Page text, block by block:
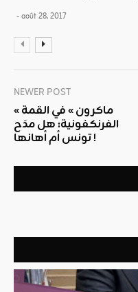
- août 28, 2017
NEWER POST
« ماكرون » في القمة
الفرنكفونية: هل مدَح
تونس أم أهانها !